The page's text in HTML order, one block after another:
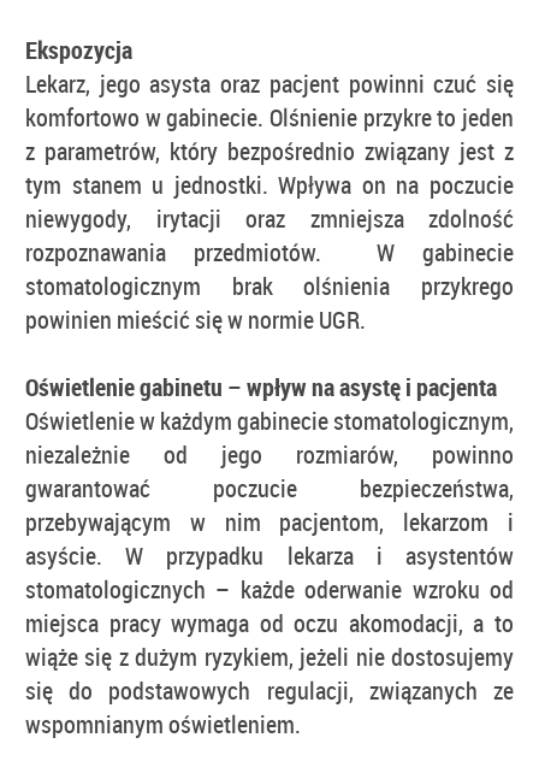
Ekspozycja
Lekarz, jego asysta oraz pacjent powinni czuć się
komfortowo w gabinecie. Olśnienie przykre to jeden
z parametrów, który bezpośrednio związany jest z
tym stanem u jednostki. Wpływa on na poczucie
niewygody, irytacji oraz zmniejsza zdolność
rozpoznawania przedmiotów. W gabinecie
stomatologicznym brak olśnienia przykrego
powinien mieścić się w normie UGR.
Oświetlenie gabinetu – wpływ na asystę i pacjenta
Oświetlenie w każdym gabinecie stomatologicznym,
niezależnie od jego rozmiarów, powinno
gwarantować poczucie bezpieczeństwa,
przebywającym w nim pacjentom, lekarzom i
asyście. W przypadku lekarza i asystentów
stomatologicznych – każde oderwanie wzroku od
miejsca pracy wymaga od oczu akomodacji, a to
wiąże się z dużym ryzykiem, jeżeli nie dostosujemy
się do podstawowych regulacji, związanych ze
wspomnianym oświetleniem.